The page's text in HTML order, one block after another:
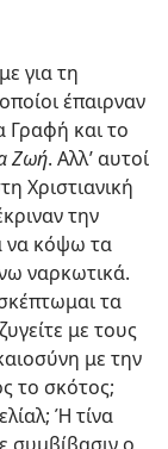
για τη
έπαιρναν
Γραφή και το
Ζωή. Αλλ’ αυτοί
Χριστιανική
την
να κόψω τα
ναρκωτικά.
τα
με τους
με την
το σκότος;
Ή τίνα